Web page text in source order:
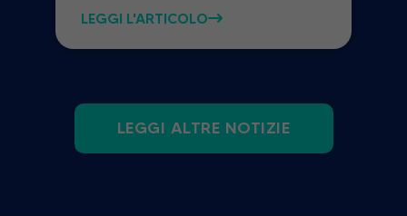
LEGGI L'ARTICOLO
LEGGI ALTRE NOTIZIE